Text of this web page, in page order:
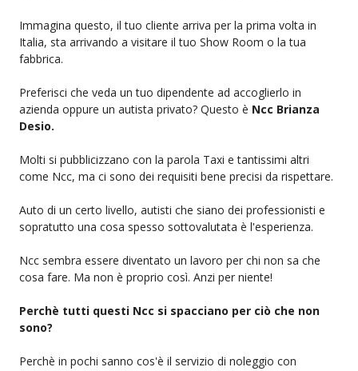
Immagina questo, il tuo cliente arriva per la prima volta in
Italia, sta arrivando a visitare il tuo Show Room o la tua
fabbrica.
Preferisci che veda un tuo dipendente ad accoglierlo in
azienda oppure un autista privato? Questo è Ncc Brianza
Desio.
Molti si pubblicizzano con la parola Taxi e tantissimi altri
come Ncc, ma ci sono dei requisiti bene precisi da rispettare.
Auto di un certo livello, autisti che siano dei professionisti e
sopratutto una cosa spesso sottovalutata è l'esperienza.
Ncc sembra essere diventato un lavoro per chi non sa che
cosa fare. Ma non è proprio così. Anzi per niente!
Perchè tutti questi Ncc si spacciano per ciò che non
sono?
Perchè in pochi sanno cos'è il servizio di noleggio con